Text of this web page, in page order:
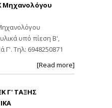
Μηχανολόγου
υπό πίεση Β',
Γ'. Τηλ: 6948250871
[Read more]
Γ' ΤΑΞΗΣ